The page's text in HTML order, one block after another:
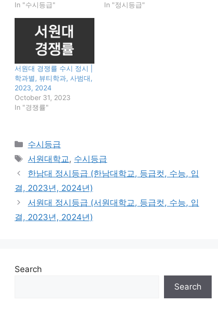
In "수시등급"
In "정시등급"
서원대 경쟁률 수시 정시 |
학과별, 뷰티학과, 사범대,
2023, 2024
October 31, 2023
In "경쟁률"
Categories
수시등급
Tags
서원대학교, 수시등급
한남대 정시등급 (한남대학교, 등급컷, 수능, 입
결, 2023년, 2024년)
서원대 정시등급 (서원대학교, 등급컷, 수능, 입
결, 2023년, 2024년)
Search
Search